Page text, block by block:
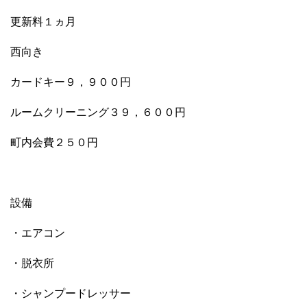
更新料１ヵ月
西向き
カードキー９，９００円
ルームクリーニング３９，６００円
町内会費２５０円
設備
・エアコン
・脱衣所
・シャンプードレッサー